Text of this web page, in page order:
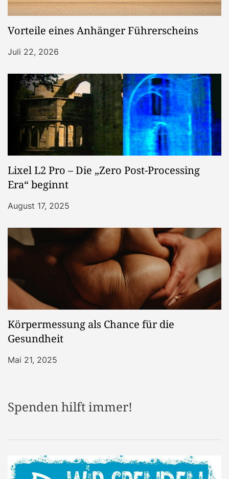
Vorteile eines Anhänger Führerscheins
Juli 22, 2026
Lixel L2 Pro – Die „Zero Post-Processing
Era“ beginnt
August 17, 2025
Körpermessung als Chance für die
Gesundheit
Mai 21, 2025
Spenden hilft immer!